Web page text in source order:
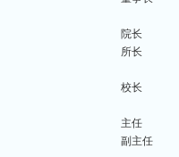
院长
所长
校长
主任
副主任